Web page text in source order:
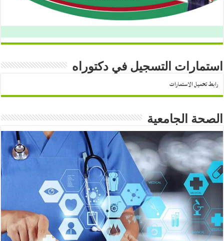
استمارات التسجيل في دكتوراه
رابط تحميل الاستمارات
الصحة الجامعية